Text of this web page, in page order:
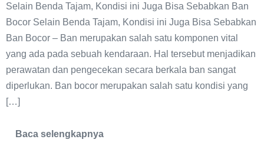
Selain Benda Tajam, Kondisi ini Juga Bisa Sebabkan Ban
Bocor Selain Benda Tajam, Kondisi ini Juga Bisa Sebabkan
Ban Bocor – Ban merupakan salah satu komponen vital
yang ada pada sebuah kendaraan. Hal tersebut menjadikan
perawatan dan pengecekan secara berkala ban sangat
diperlukan. Ban bocor merupakan salah satu kondisi yang
[…]
Baca selengkapnya
Selain